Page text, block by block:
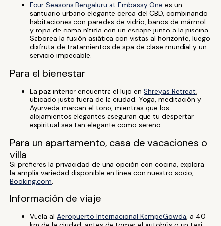
Four Seasons Bengaluru at Embassy One es un
santuario urbano elegante cerca del CBD, combinando
habitaciones con paredes de vidrio, baños de mármol
y ropa de cama nítida con un escape junto a la piscina.
Saborea la fusión asiática con vistas al horizonte, luego
disfruta de tratamientos de spa de clase mundial y un
servicio impecable.
Para el bienestar
La paz interior encuentra el lujo en Shreyas Retreat,
ubicado justo fuera de la ciudad. Yoga, meditación y
Ayurveda marcan el tono, mientras que los
alojamientos elegantes aseguran que tu despertar
espiritual sea tan elegante como sereno.
Para un apartamento, casa de vacaciones o
villa
Si prefieres la privacidad de una opción con cocina, explora
la amplia variedad disponible en línea con nuestro socio,
Booking.com.
Información de viaje
Vuela al Aeropuerto Internacional KempeGowda, a 40